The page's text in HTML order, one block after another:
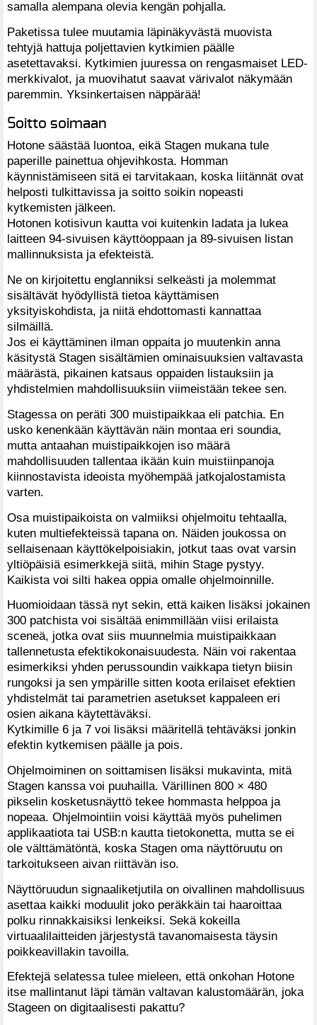
samalla alempana olevia kengän pohjalla.
Paketissa tulee muutamia läpinäkyvästä muovista
tehtyjä hattuja poljettavien kytkimien päälle
asetettavaksi. Kytkimien juuressa on rengasmaiset LED-
merkkivalot, ja muovihatut saavat värivalot näkymään
paremmin. Yksinkertaisen näppärää!
Soitto soimaan
Hotone säästää luontoa, eikä Stagen mukana tule
paperille painettua ohjevihkosta. Homman
käynnistämiseen sitä ei tarvitakaan, koska liitännät ovat
helposti tulkittavissa ja soitto soikin nopeasti
kytkemisten jälkeen.
Hotonen kotisivun kautta voi kuitenkin ladata ja lukea
laitteen 94-sivuisen käyttöoppaan ja 89-sivuisen listan
mallinnuksista ja efekteistä.
Ne on kirjoitettu englanniksi selkeästi ja molemmat
sisältävät hyödyllistä tietoa käyttämisen
yksityiskohdista, ja niitä ehdottomasti kannattaa
silmäillä.
Jos ei käyttäminen ilman oppaita jo muutenkin anna
käsitystä Stagen sisältämien ominaisuuksien valtavasta
määrästä, pikainen katsaus oppaiden listauksiin ja
yhdistelmien mahdollisuuksiin viimeistään tekee sen.
Stagessa on peräti 300 muistipaikkaa eli patchia. En
usko kenenkään käyttävän näin montaa eri soundia,
mutta antaahan muistipaikkojen iso määrä
mahdollisuuden tallentaa ikään kuin muistiinpanoja
kiinnostavista ideoista myöhempää jatkojalostamista
varten.
Osa muistipaikoista on valmiiksi ohjelmoitu tehtaalla,
kuten multiefekteissä tapana on. Näiden joukossa on
sellaisenaan käyttökelpoisiakin, jotkut taas ovat varsin
yltiöpäisiä esimerkkejä siitä, mihin Stage pystyy.
Kaikista voi silti hakea oppia omalle ohjelmoinnille.
Huomioidaan tässä nyt sekin, että kaiken lisäksi jokainen
300 patchista voi sisältää enimmillään viisi erilaista
sceneä, jotka ovat siis muunnelmia muistipaikkaan
tallennetusta efektikokonaisuudesta. Näin voi rakentaa
esimerkiksi yhden perussoundin vaikkapa tietyn biisin
rungoksi ja sen ympärille sitten koota erilaiset efektien
yhdistelmät tai parametrien asetukset kappaleen eri
osien aikana käytettäväksi.
Kytkimille 6 ja 7 voi lisäksi määritellä tehtäväksi jonkin
efektin kytkemisen päälle ja pois.
Ohjelmoiminen on soittamisen lisäksi mukavinta, mitä
Stagen kanssa voi puuhailla. Värillinen 800 × 480
pikselin kosketusnäyttö tekee hommasta helppoa ja
nopeaa. Ohjelmointiin voisi käyttää myös puhelimen
applikaatiota tai USB:n kautta tietokonetta, mutta se ei
ole välttämätöntä, koska Stagen oma näyttöruutu on
tarkoitukseen aivan riittävän iso.
Näyttöruudun signaaliketjutila on oivallinen mahdollisuus
asettaa kaikki moduulit joko peräkkäin tai haaroittaa
polku rinnakkaisiksi lenkeiksi. Sekä kokeilla
virtuaalilaitteiden järjestystä tavanomaisesta täysin
poikkeavillakin tavoilla.
Efektejä selatessa tulee mieleen, että onkohan Hotone
itse mallintanut läpi tämän valtavan kalustomäärän, joka
Stageen on digitaalisesti pakattu?